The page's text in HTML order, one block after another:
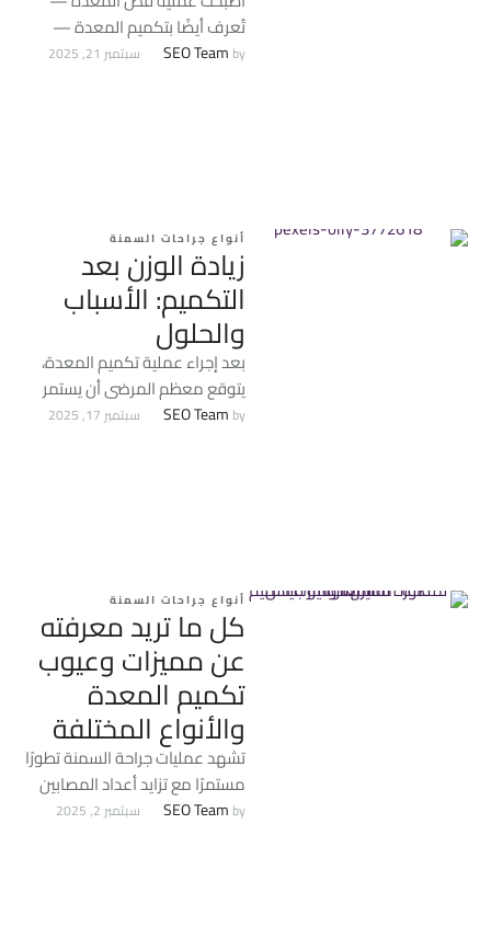
تُعرف أيضًا بتكميم المعدة —
واحدة من أكثر الحلول الطبية
by
SEO Team سبتمبر 21, 2025
أنواع جراحات السمنة
زيادة الوزن بعد
التكميم: الأسباب
والحلول
بعد إجراء عملية تكميم المعدة،
يتوقع معظم المرضى أن يستمر
فقدان الوزن لسنوات طويلة دون
by
SEO Team سبتمبر 17, 2025
أنواع جراحات السمنة
كل ما تريد معرفته
عن مميزات وعيوب
تكميم المعدة
والأنواع المختلفة
تشهد عمليات جراحة السمنة تطورًا
مستمرًا مع تزايد أعداد المصابين
بالسمنة المفرطة التي تعتبر من
by
SEO Team سبتمبر 2, 2025